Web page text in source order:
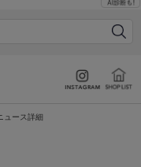
ュース詳細